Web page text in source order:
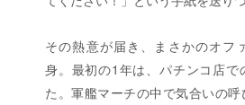
その熱意が届き、まさかのオフ
身。最初の1年は、パチンコ店で
た。軍艦マーチの中で気合いの